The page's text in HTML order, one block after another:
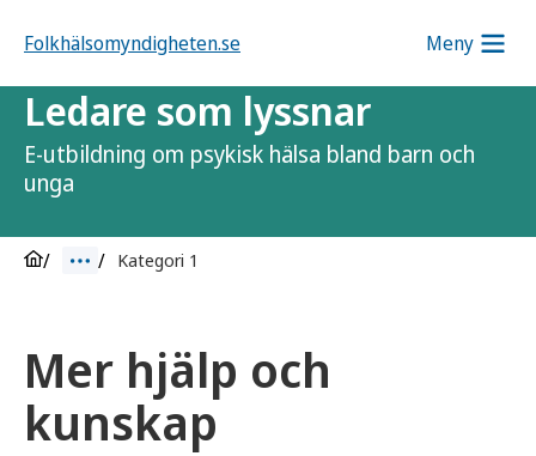
Folkhälsomyndigheten.se Meny
Ledare som lyssnar
E-utbildning om psykisk hälsa bland barn och
unga
Kategori 1
Mer hjälp och
kunskap